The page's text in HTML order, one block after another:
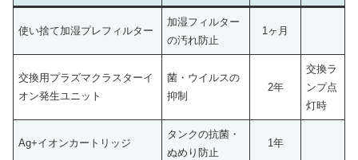
使い捨て加湿プレフィルター
加湿フィルター
の汚れ防止
1ヶ月
交換用プラズマクラスターイ
オン発生ユニット
菌・ウイルスの
抑制
2年
交換ラ
ンプ点
灯時
Ag+イオンカートリッジ
タンクの抗菌・
ぬめり防止
1年